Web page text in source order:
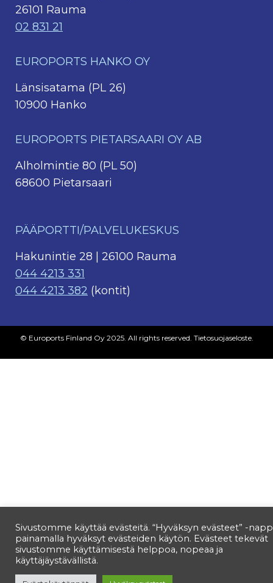
26101 Rauma
02 831 21
EUROPORTS HANKO OY
Länsisatama (PL 26)
10900 Hanko
EUROPORTS PIETARSAARI OY AB
Alholmintie 80 (PL 50)
68600 Pietarsaari
PÄÄPORTTI/PALVELUKESKUS
Hakunintie 28 | 26100 Rauma
044 4213 331
044 4213 382 (kontit)
© Euroports Finland Oy 2025. All rights reserved. Tietosuojaseloste.
Sivustomme käyttää evästeitä. “Hyväksyn evästeet” -
painamalla hyväksyt evästeiden käytön. Evästeet tekevät
sivustomme käyttämisestä helppoa, nopeaa ja
käyttäjäystävällistä.